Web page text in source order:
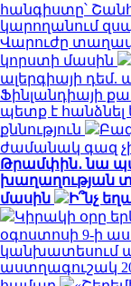
հանգիստը՝
կարողանում
Վարուժը
կորստի մասին
ալերգիայի դեմ.
Ֆինլանդիայի
պետք է հանձնել
քննություն
ժամանակ գազ չի
Թրամփին․ նա
խաղաղության
մասին
Ի՞նչ
Կիրակի օրը
օգոստոսի 9-ի
կանխատեսում
աստղագուշակ